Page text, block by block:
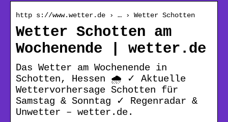
http s://www.wetter.de › … › Wetter Schotten
Wetter Schotten am
Wochenende | wetter.de
Das Wetter am Wochenende in
Schotten, Hessen 🌧️ ✓ Aktuelle
Wettervorhersage Schotten für
Samstag & Sonntag ✓ Regenradar &
Unwetter – wetter.de.